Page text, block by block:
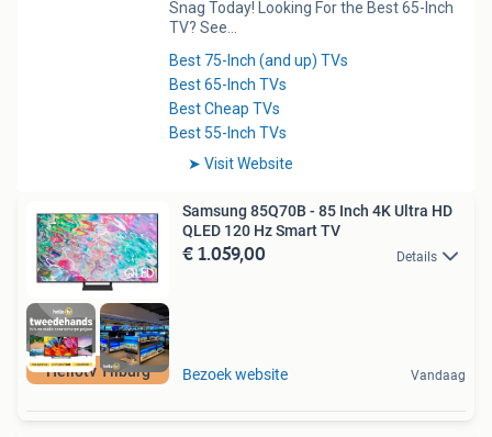
Hellotv Tilburg
Samsung 85Q70B - 85 Inch 4K Ultra HD
QLED 120 Hz Smart TV
€ 1.059,00 Details
Bezoek website Vandaag